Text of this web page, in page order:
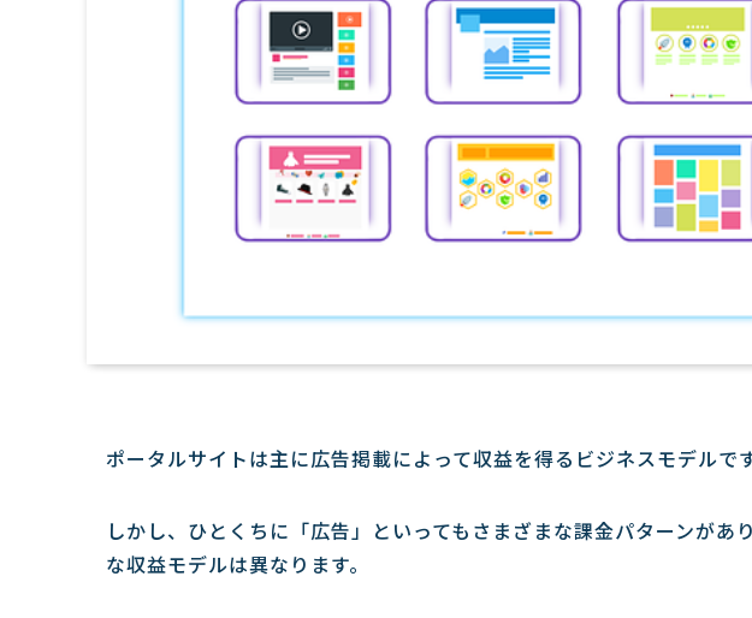
ポータルサイトは主に広告掲載によって収益を得るビジネスモデルです
しかし、ひとくちに「広告」といってもさまざまな課金パターンがあ
な収益モデルは異なります。